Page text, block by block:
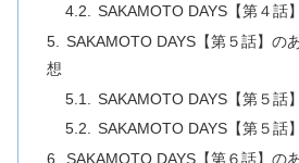
SAKAMOTO DAYS【第４話
SAKAMOTO DAYS【第５話】の
想
SAKAMOTO DAYS【第５話
SAKAMOTO DAYS【第５話
SAKAMOTO DAYS【第６話】の